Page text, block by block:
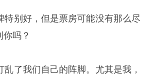
特别好，但是票房可能没有那么尽
吗？
了我们自己的阵脚。尤其是我，